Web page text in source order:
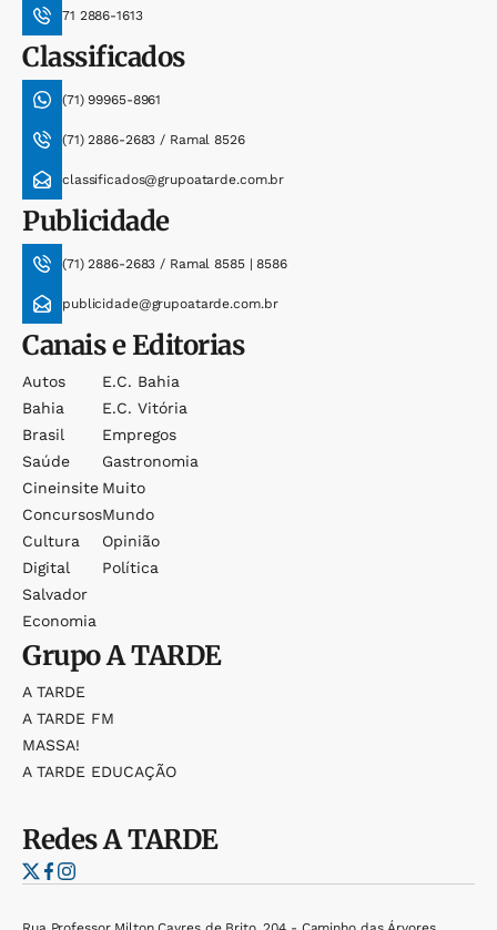
71 2886-1613
Classificados
(71) 99965-8961
(71) 2886-2683 / Ramal 8526
classificados@grupoatarde.com.br
Publicidade
(71) 2886-2683 / Ramal 8585 | 8586
publicidade@grupoatarde.com.br
Canais e Editorias
Autos
Bahia
Brasil
Saúde
Cineinsite
Concursos
Cultura
Digital
Salvador
Economia
E.c. Bahia
E.c. Vitória
Empregos
Gastronomia
Muito
Mundo
Opinião
Política
GrupoA TARDE
A TARDE
A TARDE FM
MASSA!
A TARDE EDUCAÇÃO
RedesA TARDE